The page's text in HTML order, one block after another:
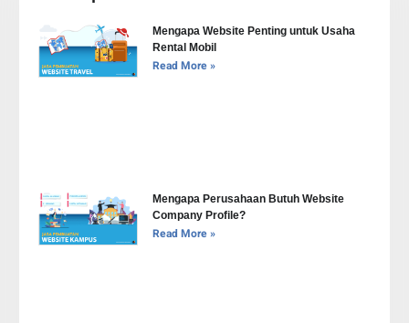
Mengapa Website Penting untuk Usaha
Rental Mobil
Read More »
Mengapa Perusahaan Butuh Website
Company Profile?
Read More »